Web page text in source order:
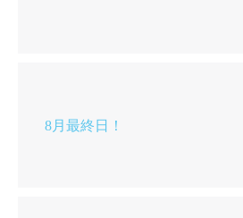
8月最終日！